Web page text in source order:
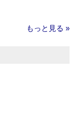
もっと見る »